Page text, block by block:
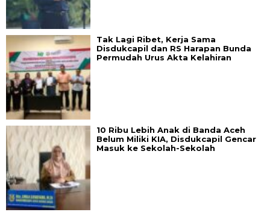
Tak Lagi Ribet, Kerja Sama
Disdukcapil dan RS Harapan Bunda
Permudah Urus Akta Kelahiran
10 Ribu Lebih Anak di Banda Aceh
Belum Miliki KIA, Disdukcapil Gencar
Masuk ke Sekolah-Sekolah